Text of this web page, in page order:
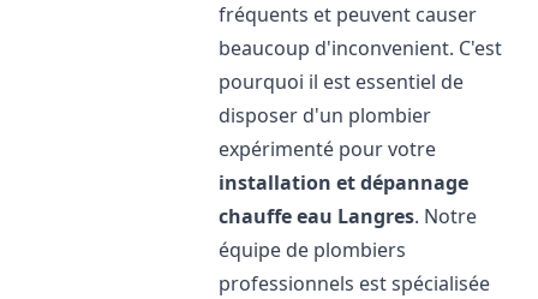
fréquents et peuvent causer
beaucoup d'inconvenient. C'est
pourquoi il est essentiel de
disposer d'un plombier
expérimenté pour votre
installation et dépannage
chauffe eau Langres. Notre
équipe de plombiers
professionnels est spécialisée